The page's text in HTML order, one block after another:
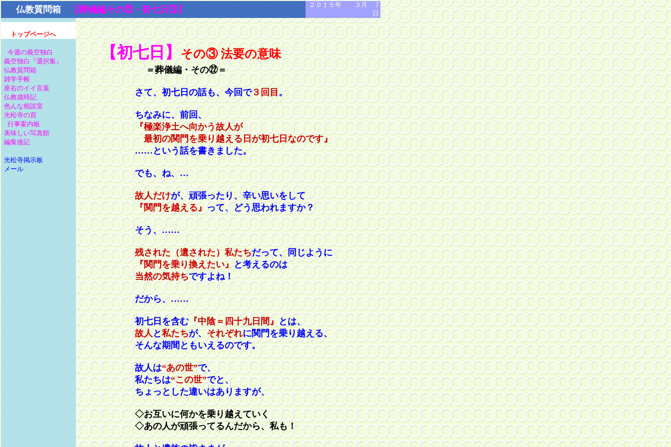
仏教質問箱 【葬儀編その㉒・初七日③】
２０１５年 ３月 ７
日
トップページへ
今週の義空独白
義空独白『選択集』
仏教質問箱
雑学手帳
座右のイイ言葉
仏教歳時記
色んな相談室
光松寺の頁
行事案内板
美味しい写真館
編集後記
光松寺掲示板
メール
【初七日】その③ 法要の意味
＝葬儀編・その㉒＝
さて、初七日の話も、今回で３回目。
ちなみに、前回、
『極楽浄土へ向かう故人が
最初の関門を乗り越える日が初七日なのです』
……という話を書きました。
でも、ね、…
故人だけが、頑張ったり、辛い思いをして
『関門を越える』って、どう思われますか？
そう、……
残された（遺された）私たちだって、同じように
『関門を乗り換えたい』と考えるのは
当然の気持ちですよね！
だから、……
初七日を含む 『中陰＝四十九日間』 とは、
故人と私たちが、それぞれに関門を乗り越える、
そんな期間ともいえるのです。
故人は“あの世”で、
私たちは“この世”でと、
ちょっとした違いはありますが、
◇お互いに何かを乗り越えていく
◇あの人が頑張ってるんだから、私も！